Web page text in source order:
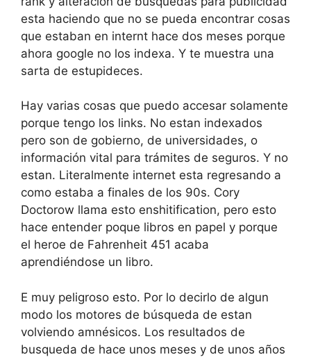
esta haciendo que no se pueda encontrar cosas
que estaban en internt hace dos meses porque
ahora google no los indexa. Y te muestra una
sarta de estupideces.
Hay varias cosas que puedo accesar solamente
porque tengo los links. No estan indexados
pero son de gobierno, de universidades, o
información vital para trámites de seguros. Y no
estan. Literalmente internet esta regresando a
como estaba a finales de los 90s. Cory
Doctorow llama esto enshitification, pero esto
hace entender poque libros en papel y porque
el heroe de Fahrenheit 451 acaba
aprendiéndose un libro.
E muy peligroso esto. Por lo decirlo de algun
modo los motores de búsqueda de estan
volviendo amnésicos. Los resultados de
busqueda de hace unos meses y de unos años